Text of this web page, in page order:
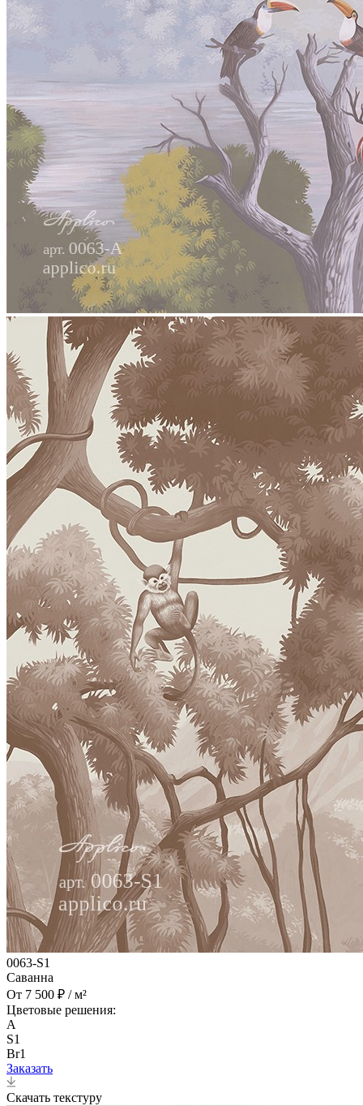
0063-S1
Саванна
От 7 500 ₽ / м²
Цветовые решения:
A
S1
Br1
Заказать
Скачать текстуру